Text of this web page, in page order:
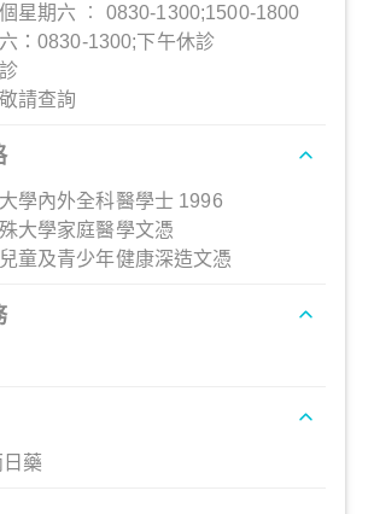
星期六 ︰ 0830-1300;1500-1800
：0830-1300;下午休診
請查詢
學內外全科醫學士 1996
大學家庭醫學文憑
童及青少年健康深造文憑
藥